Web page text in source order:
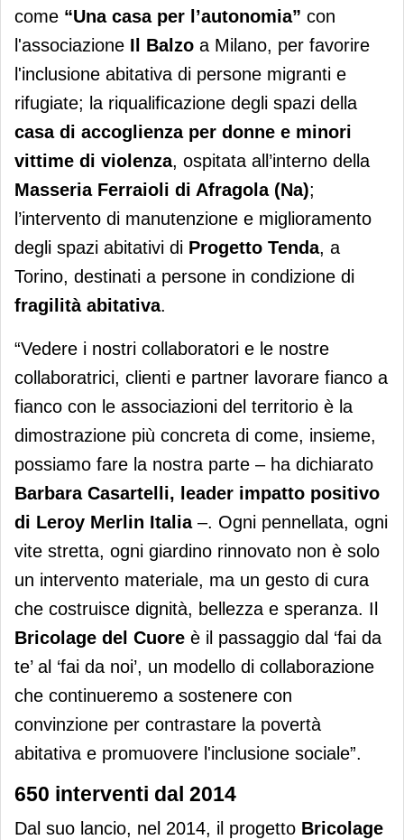
come “Una casa per l’autonomia” con
l'associazione Il Balzo a Milano, per favorire
l'inclusione abitativa di persone migranti e
rifugiate; la riqualificazione degli spazi della
casa di accoglienza per donne e minori
vittime di violenza, ospitata all’interno della
Masseria Ferraioli di Afragola (Na);
l’intervento di manutenzione e miglioramento
degli spazi abitativi di Progetto Tenda, a
Torino, destinati a persone in condizione di
fragilità abitativa.
“Vedere i nostri collaboratori e le nostre
collaboratrici, clienti e partner lavorare fianco a
fianco con le associazioni del territorio è la
dimostrazione più concreta di come, insieme,
possiamo fare la nostra parte – ha dichiarato
Barbara Casartelli, leader impatto positivo
di Leroy Merlin Italia–. Ogni pennellata, ogni
vite stretta, ogni giardino rinnovato non è solo
un intervento materiale, ma un gesto di cura
che costruisce dignità, bellezza e speranza. Il
Bricolage del Cuore è il passaggio dal ‘fai da
te’ al ‘fai da noi’, un modello di collaborazione
che continueremo a sostenere con
convinzione per contrastare la povertà
abitativa e promuovere l'inclusione sociale”.
650 interventi dal 2014
Dal suo lancio, nel 2014, il progetto Bricolage